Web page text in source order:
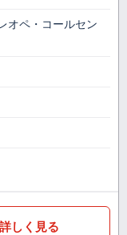
オペ・コールセン
詳しく見る